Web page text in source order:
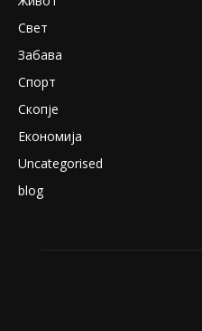
Свет
Забава
Спорт
Скопје
Економија
Uncategorised
blog